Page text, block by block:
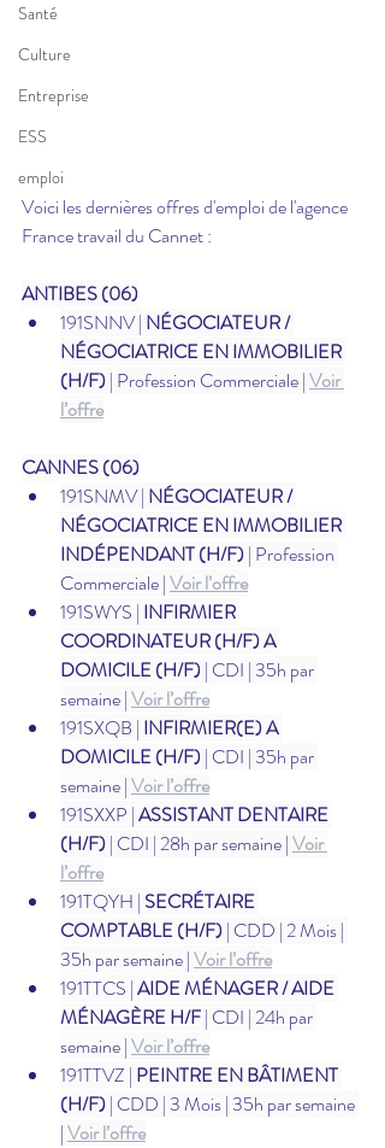
Santé
Culture
Entreprise
ESS
emploi
Voici les dernières offres d'emploi de l'agence
France travail du Cannet :
ANTIBES (06)
191SNNV | NÉGOCIATEUR /
NÉGOCIATRICE EN IMMOBILIER
(H/F) | Profession Commerciale | Voir
l’offre
CANNES (06)
191SNMV | NÉGOCIATEUR /
NÉGOCIATRICE EN IMMOBILIER
INDÉPENDANT (H/F) | Profession
Commerciale | Voir l’offre
191SWYS | INFIRMIER
COORDINATEUR (H/F) A
DOMICILE (H/F) | CDI | 35h par
semaine | Voir l’offre
191SXQB | INFIRMIER(E) A
DOMICILE (H/F) | CDI | 35h par
semaine | Voir l’offre
191SXXP | ASSISTANT DENTAIRE
(H/F) | CDI | 28h par semaine | Voir
l’offre
191TQYH | SECRÉTAIRE
COMPTABLE (H/F) | CDD | 2 Mois |
35h par semaine | Voir l’offre
191TTCS | AIDE MÉNAGER / AIDE
MÉNAGÈRE H/F | CDI | 24h par
semaine | Voir l’offre
191TTVZ | PEINTRE EN BÂTIMENT
(H/F) | CDD | 3 Mois | 35h par semaine
| Voir l’offre